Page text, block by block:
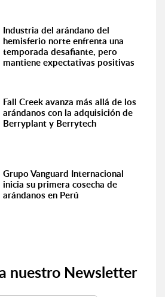
Industria del arándano del
hemisferio norte enfrenta una
temporada desafiante, pero
mantiene expectativas positivas
Fall Creek avanza más allá de los
arándanos con la adquisición de
Berryplant y Berrytech
Grupo Vanguard Internacional
inicia su primera cosecha de
arándanos en Perú
nuestro Newsletter